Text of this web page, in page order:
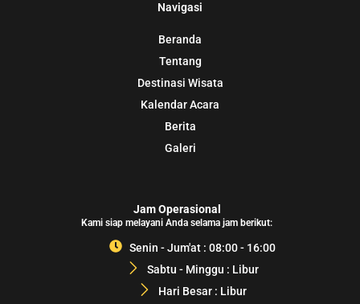
Navigasi
Beranda
Tentang
Destinasi Wisata
Kalendar Acara
Berita
Galeri
Jam Operasional
Kami siap melayani Anda selama jam berikut:
Senin - Jum'at : 08:00 - 16:00
Sabtu - Minggu : Libur
Hari Besar : Libur